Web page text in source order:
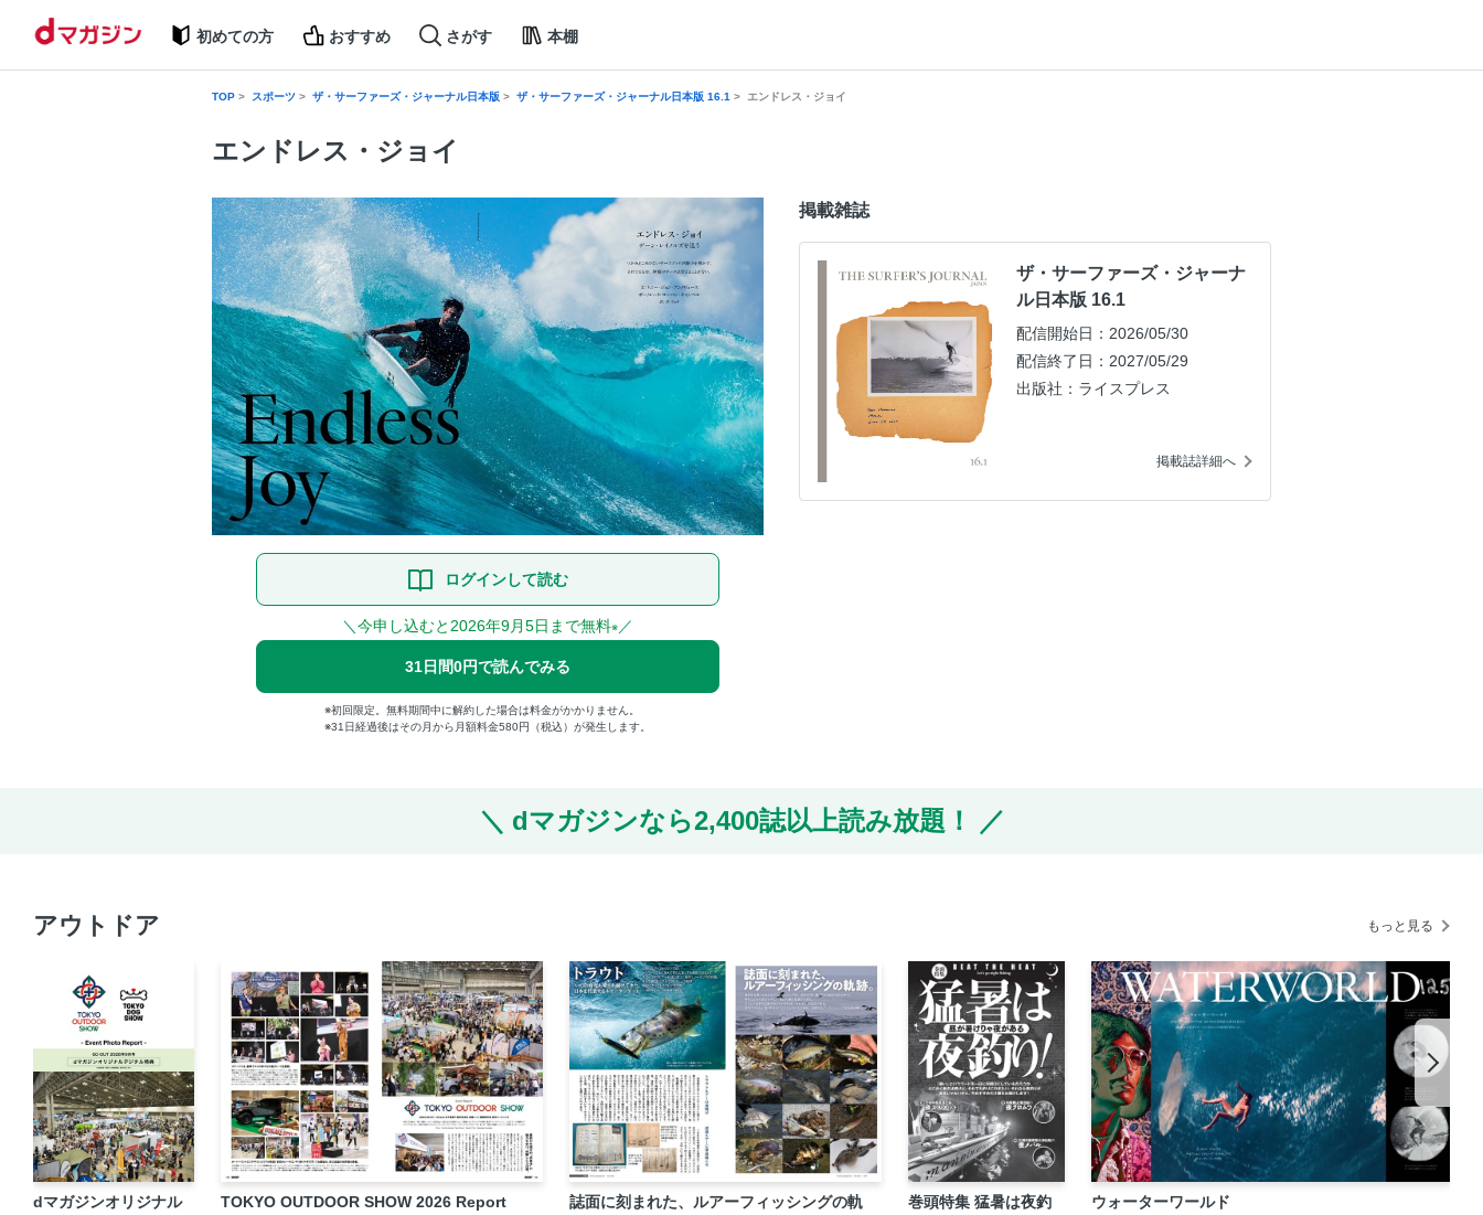
初めての方 おすすめ さがす 本棚
TOP スポーツ ザ・サーファーズ・ジャーナル日本版 ザ・サーファーズ・ジャーナル日本版 16.1 エンドレス・ジョイ
エンドレス・ジョイ
ログインして読む
＼今申し込むと2026年9月5日まで無料※／
31日間0円で読んでみる
初回限定。無料期間中に解約した場合は料金がかかりません。
31日経過後はその月から月額料金580円（税込）が発生します。
掲載雑誌
ザ・サーファーズ・ジャーナ
ル日本版 16.1
配信開始日：2026/05/30
配信終了日：2027/05/29
出版社：ライスプレス
掲載誌詳細へ
dマガジンなら2,400誌以上読み放題！
アウトドア もっと見る
dマガジンオリジナル
TOKYO OUTDOOR SHOW 2026 Report
誌面に刻まれた、ルアーフィッシングの軌
巻頭特集 猛暑は夜釣
ウォーターワールド